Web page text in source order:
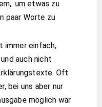
um etwas zu
paar Worte zu
immer einfach,
auch nicht
Oft
bei uns aber nur
möglich war